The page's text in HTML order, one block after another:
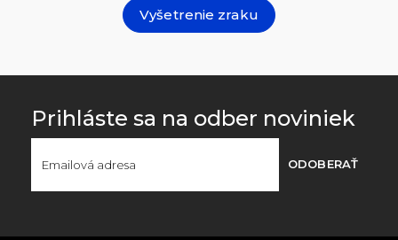
Vyšetrenie zraku
Prihláste sa na odber noviniek
ODOBERAŤ